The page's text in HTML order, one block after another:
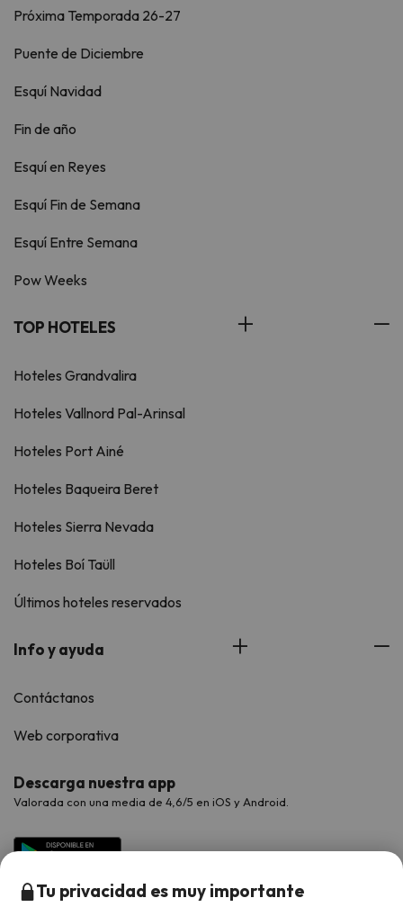
Próxima Temporada 26-27
Puente de Diciembre
Esquí Navidad
Fin de año
Esquí en Reyes
Esquí Fin de Semana
Esquí Entre Semana
Pow Weeks
TOP HOTELES
Hoteles Grandvalira
Hoteles Vallnord Pal-Arinsal
Hoteles Port Ainé
Hoteles Baqueira Beret
Hoteles Sierra Nevada
Hoteles Boí Taüll
Últimos hoteles reservados
Info y ayuda
Contáctanos
Web corporativa
Descarga nuestra app
Valorada con una media de 4,6/5 en iOS y Android.
Tu privacidad es muy importante